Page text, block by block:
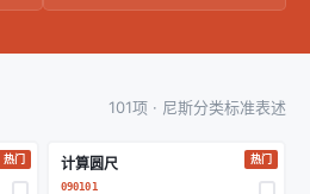
101项 · 尼斯分类标准表述
热门 计算圆尺
090101
热门